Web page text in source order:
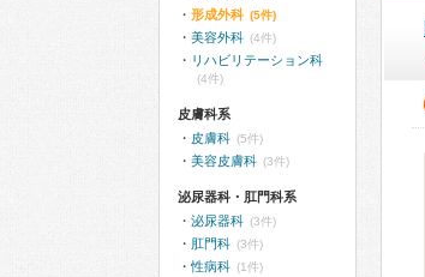
形成外科 (5件)
美容外科 (4件)
リハビリテーション科
(4件)
皮膚科系
皮膚科 (5件)
美容皮膚科 (3件)
泌尿器科・肛門科系
泌尿器科 (3件)
肛門科 (3件)
性病科 (1件)